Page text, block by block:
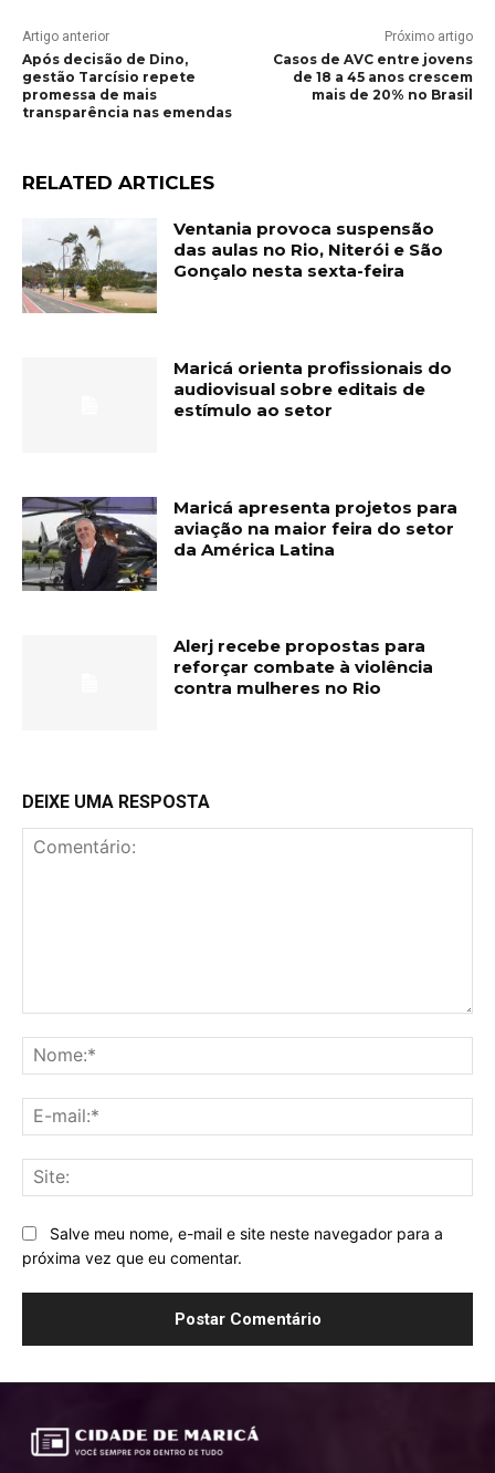
Artigo anterior
Após decisão de Dino,
gestão Tarcísio repete
promessa de mais
transparência nas emendas
Próximo artigo
Casos de AVC entre jovens
de 18 a 45 anos crescem
mais de 20% no Brasil
RELATED ARTICLES
Ventania provoca suspensão
das aulas no Rio, Niterói e São
Gonçalo nesta sexta-feira
Maricá orienta profissionais do
audiovisual sobre editais de
estímulo ao setor
Maricá apresenta projetos para
aviação na maior feira do setor
da América Latina
Alerj recebe propostas para
reforçar combate à violência
contra mulheres no Rio
DEIXE UMA RESPOSTA
Salve meu nome, e-mail e site neste navegador para a
próxima vez que eu comentar.